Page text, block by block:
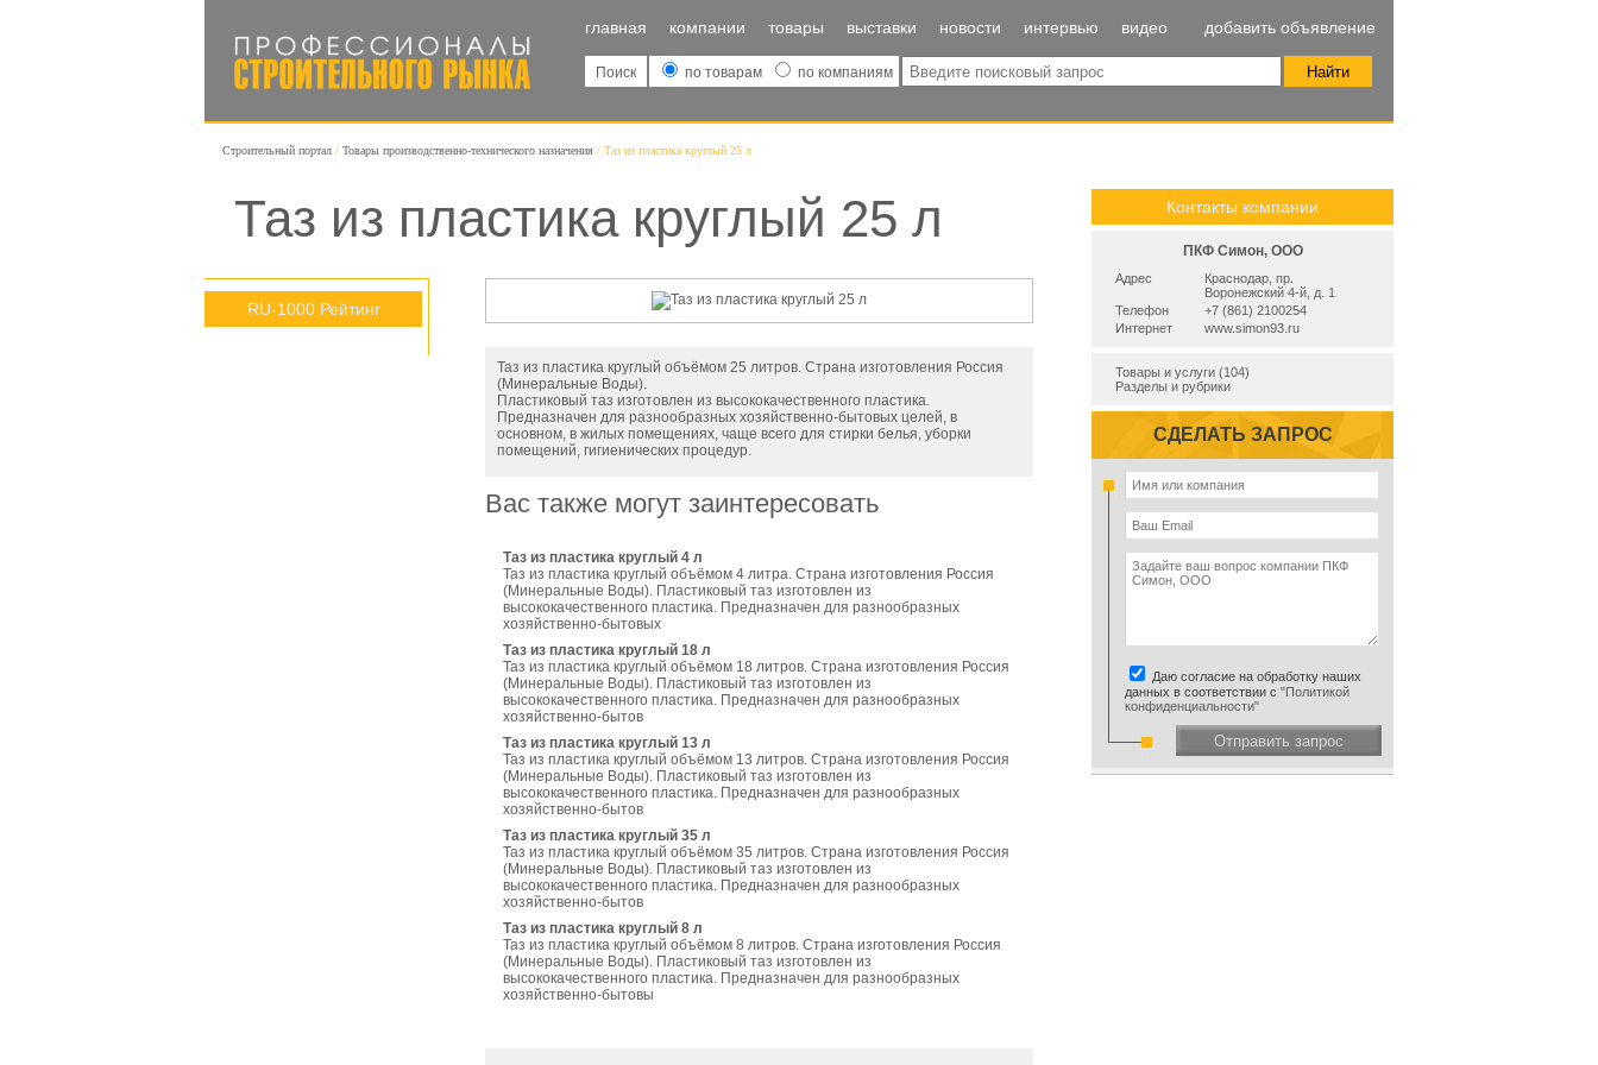
главная компании товары выставки новости интервью видео добавить объявление
Поиск по товарам по компаниям
Строительный портал Товары производственно-технического назначения Таз из пластика круглый 25 л
Таз из пластика круглый 25 л
RU-1000 Рейтинг
Таз из пластика круглый объёмом 25 литров. Страна изготовления Россия
(Минеральные Воды).
Пластиковый таз изготовлен из высококачественного пластика.
Предназначен для разнообразных хозяйственно-бытовых целей, в
основном, в жилых помещениях, чаще всего для стирки белья, уборки
помещений, гигиенических процедур.
Вас также могут заинтересовать
Таз из пластика круглый 4 л
Таз из пластика круглый объёмом 4 литра. Страна изготовления Россия
(Минеральные Воды). Пластиковый таз изготовлен из
высококачественного пластика. Предназначен для разнообразных
хозяйственно-бытовых
Таз из пластика круглый 18 л
Таз из пластика круглый объёмом 18 литров. Страна изготовления Россия
(Минеральные Воды). Пластиковый таз изготовлен из
высококачественного пластика. Предназначен для разнообразных
хозяйственно-бытов
Таз из пластика круглый 13 л
Таз из пластика круглый объёмом 13 литров. Страна изготовления Россия
(Минеральные Воды). Пластиковый таз изготовлен из
высококачественного пластика. Предназначен для разнообразных
хозяйственно-бытов
Таз из пластика круглый 35 л
Таз из пластика круглый объёмом 35 литров. Страна изготовления Россия
(Минеральные Воды). Пластиковый таз изготовлен из
высококачественного пластика. Предназначен для разнообразных
хозяйственно-бытов
Таз из пластика круглый 8 л
Таз из пластика круглый объёмом 8 литров. Страна изготовления Россия
(Минеральные Воды). Пластиковый таз изготовлен из
высококачественного пластика. Предназначен для разнообразных
хозяйственно-бытовы
Контакты компании
ПКФ Симон, ООО
Адрес
Краснодар, пр.
Воронежский 4-й, д. 1
Телефон
+7 (861) 2100254
Интернет
www.simon93.ru
Товары и услуги (104)
Разделы и рубрики
СДЕЛАТЬ ЗАПРОС
Даю согласие на обработку наших
данных в соответствии с "Политикой
конфиденциальности"
Отправить запрос